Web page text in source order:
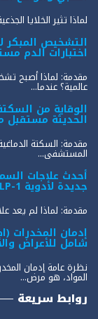
لماذا تثير الخلايا
التشخيص المبكر
اختبارات الدم
مقدمة: لماذا أصبح
عالمية؟ عندما...
الوقاية من
الحديثة مستقبل
مقدمة: السكتة
المستشفى...
أحدث علاجات
جديدة لأدوية GLP-1؟
مقدمة: لماذا لم يعد
إدمان المخدرات
شامل للأعراض
نظرة عامة إدمان
المواد، هو مرض...
روابط سريعة